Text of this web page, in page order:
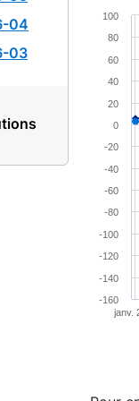
04
03
The
The
janv.
-160
-140
-120
-100
-80
-60
-40
-20
0
20
40
60
80
100